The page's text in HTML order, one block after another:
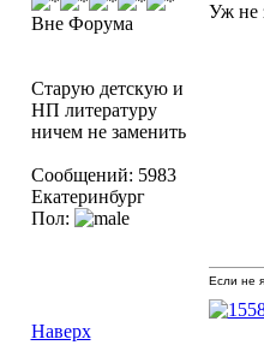
Вне Форума
Старую детскую и
НП литературу
ничем не заменить
Сообщений: 5983
Екатеринбург
Пол:
Уж не
Наверх
Если не